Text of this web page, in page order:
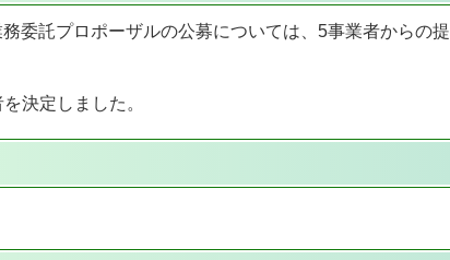
委託プロポーザルの公募については、5事業者からの提
決定しました。